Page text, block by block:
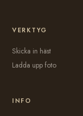
VERKTYG
Skicka in häst
Ladda upp foto
INFO